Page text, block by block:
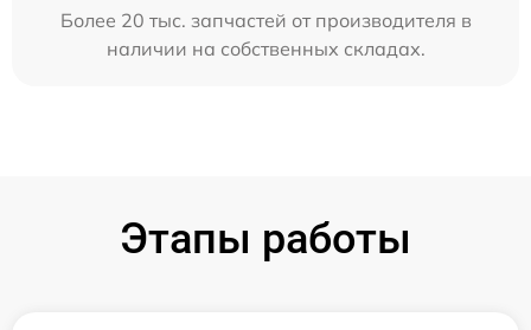
Более 20 тыс. запчастей от производителя в
наличии на собственных складах.
Этапы работы